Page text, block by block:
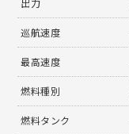
出力
巡航速度
最高速度
燃料種別
燃料タンク